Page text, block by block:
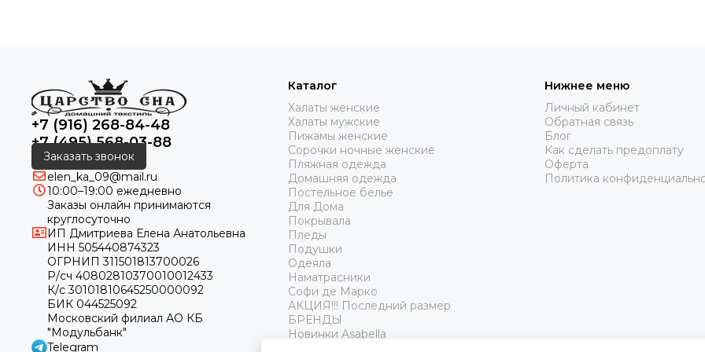
+7 (916) 268-84-48
+7 (495) 568-03-88
Заказать звонок
elen_ka_09@mail.ru
10:00–19:00 ежедневно
Заказы онлайн принимаются
круглосуточно
ИП Дмитриева Елена Анатольевна
ИНН 505440874323
ОГРНИП 311501813700026
Р/сч 40802810370010012433
К/с 30101810645250000092
БИК 044525092
Московский филиал АО КБ
"Модульбанк"
Telegram
Каталог
Халаты женские
Халаты мужские
Пижамы женские
Сорочки ночные женские
Пляжная одежда
Домашняя одежда
Постельное белье
Для Дома
Покрывала
Пледы
Подушки
Одеяла
Наматрасники
Софи де Марко
АКЦИЯ!!! Последний размер
БРЕНДЫ
Новинки Asabella
Нижнее меню
Личный кабинет
Обратная связь
Блог
Как сделать предоплату
Оферта
Политика